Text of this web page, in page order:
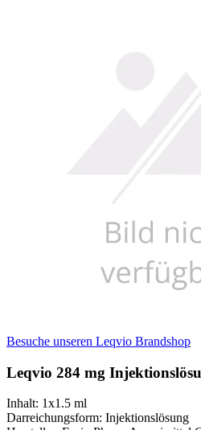
Besuche unseren Leqvio Brandshop
Leqvio 284 mg
Inhalt: 1x1.5 ml
Darreichungsform: Injektionslösung